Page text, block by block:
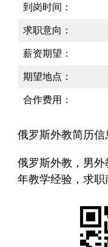
到岗时间：
求职意向：
薪资期望：
期望地点：
合作费用：
俄罗斯外教简历
俄罗斯外教，男
年教学经验，求职